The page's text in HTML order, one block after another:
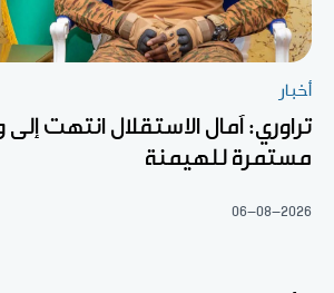
أخبار
تراوري: آمال الاستقلال انتهت
مستمرة للهيمنة
06-08-2026